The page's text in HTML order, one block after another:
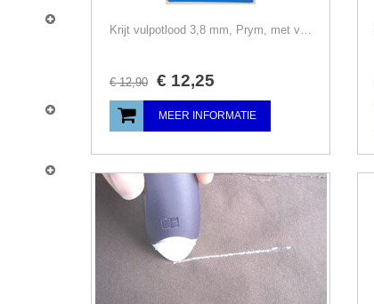
Krijt vulpotlood 3,8 mm, Prym, met vullingen-slijper
€ 12,90 € 12,25
MEER INFORMATIE